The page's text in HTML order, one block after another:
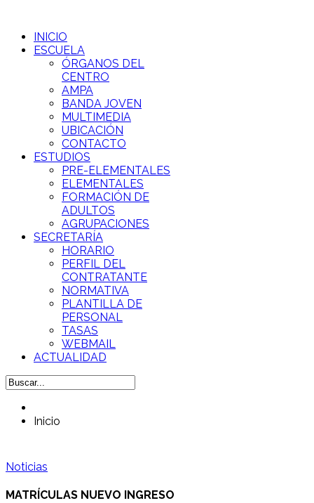
INICIO
ESCUELA
ÓRGANOS DEL
CENTRO
AMPA
BANDA JOVEN
MULTIMEDIA
UBICACIÓN
CONTACTO
ESTUDIOS
PRE-ELEMENTALES
ELEMENTALES
FORMACIÓN DE
ADULTOS
AGRUPACIONES
SECRETARÍA
HORARIO
PERFIL DEL
CONTRATANTE
NORMATIVA
PLANTILLA DE
PERSONAL
TASAS
WEBMAIL
ACTUALIDAD
Inicio
Noticias
MATRÍCULAS NUEVO INGRESO